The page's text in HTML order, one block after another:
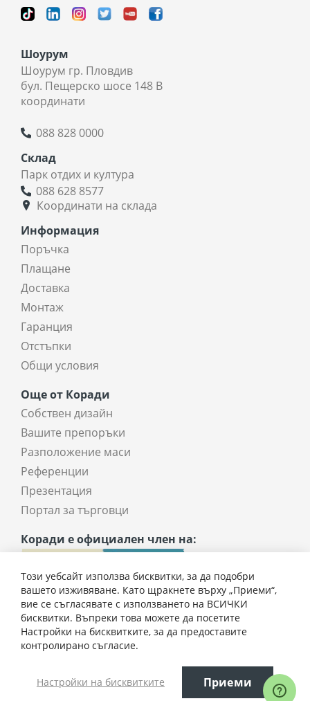
Шоурум
Шоурум гр. Пловдив
бул. Пещерско шосе 148 В
координати
088 828 0000
Склад
Парк отдих и култура
088 628 8577
Координати на склада
Информация
Поръчка
Плащане
Доставка
Монтаж
Гаранция
Отстъпки
Общи условия
Още от Коради
Собствен дизайн
Вашите препоръки
Разположение маси
Референции
Презентация
Портал за търговци
Коради е официален член на:
Всички права запазени © 2025 coradi.bg
Този уебсайт използва бисквитки, за да подобри
вашето изживяване. Като щракнете върху „Приеми“,
вие се съгласявате с използването на ВСИЧКИ
бисквитки. Въпреки това можете да посетите
Настройки на бисквитките, за да предоставите
контролирано съгласие.
Настройки на бисквитките Приеми